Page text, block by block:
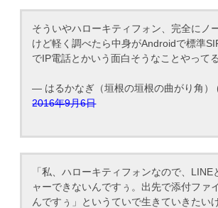
そういやハローキティフォン、完全にノ
けど軽く調べたら中身がAndroidで標準
でIP電話とかいう面白そうなことやってる
— はるかなぎ（垣根の垣根の曲がり角）
2016年9月6日
「私、ハローキティフォンなので、LINE
ャーできないんですぅ。出先で添付ファ
んですぅ」というていで生きていきたい